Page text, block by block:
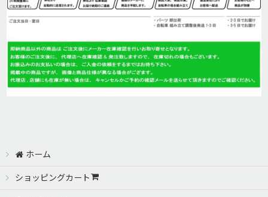
ホーム
ショッピングカート